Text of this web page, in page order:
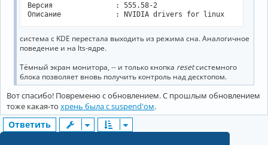
Версия               : 555.58-2
Описание             : NVIDIA drivers for linux
система с KDE перестала выходить из режима сна. Аналогичное
поведение и на lts-ядре.
Тёмный экран монитора, -- и только кнопка resetсистемного
блока позволяет вновь получить контроль над десктопом.
Вот спасибо! Повременю с обновлением. С прошлым обновлением
тоже какая-то хрень была с suspend'ом.
Ответить